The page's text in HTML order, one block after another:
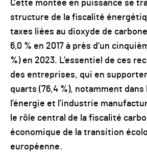
Cette montée en puissance se
structure de la fiscalité
taxes liées au dioxyde de
6,0 % en 2017 à près d’un
%) en 2023. L’essentiel de ces
des entreprises, qui en
quarts (76,4 %), notamment
l’énergie et l’industrie
le rôle central de la fiscalité
économique de la transition
européenne.